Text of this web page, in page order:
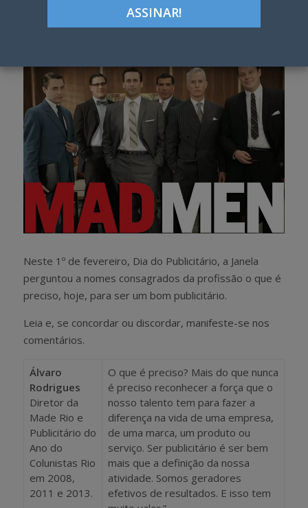
e
t
Google+
Neste 1º de fevereiro, Dia do Publicitário, a Janela
perguntou a nomes consagrados da profissão o que é
preciso, hoje, para ser um bom publicitário.
Leia e, se concordar ou discordar, manifeste-se nos
comentários.
Álvaro
Rodrigues
Diretor da
Made Rio e
Publicitário do
Ano do
Colunistas Rio
em 2008,
2011 e 2013.
O que é preciso? Mais do que nunca
é preciso reconhecer a força que o
nosso talento tem para fazer a
diferença na vida de uma empresa,
de uma marca, um produto ou
serviço. Ser publicitário é ser bem
mais que a definição da nossa
atividade. Somos geradores
efetivos de resultados. E isso tem